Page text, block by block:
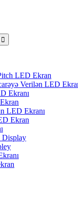
LED Ekran
Verilən LED
Ekranı
LED Ekranı
Ekran
Display